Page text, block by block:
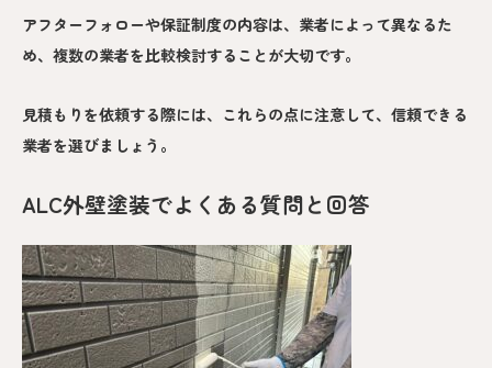
アフターフォローや保証制度の内容は、業者によって異なるた
め、複数の業者を比較検討することが大切です。
見積もりを依頼する際には、これらの点に注意して、信頼できる
業者を選びましょう。
ALC外壁塗装でよくある質問と回答